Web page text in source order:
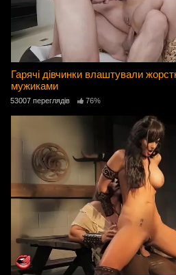
Гарячі дівчинки влаштували
мужиками
53007 переглядів 76%